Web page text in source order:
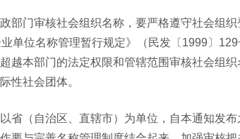
部门审核社会组织名称，要严格遵守社会组
单位名称管理暂行规定》（民发〔1999〕
越本部门的法定权限和管辖范围审核社会组
性社会团体。
省（自治区、直辖市）为单位，自本通知发